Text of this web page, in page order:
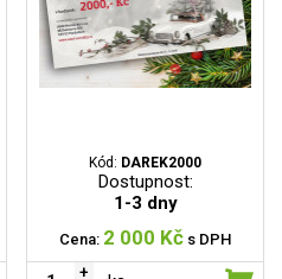
Kód: DAREK2000
Dostupnost:
1-3 dny
Cena: 2 000 Kč s DPH